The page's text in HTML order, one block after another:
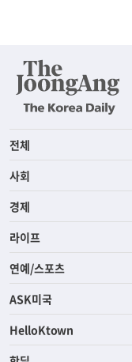
전체
사회
경제
라이프
연예/스포츠
ASK미국
HelloKtown